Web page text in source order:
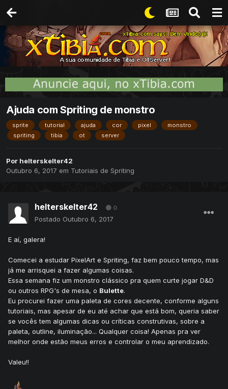
Ajuda com Spriting de monstro
sprite tutorial ajuda cor pixel
monstro
spriting
tibia ot server
Por helterskelter42
Outubro 6, 2017 em Tutoriais de Spriting
helterskelter42 0
Postado Outubro 6, 2017
E aí, galera!
Comecei a estudar PixelArt e Spriting, faz bem pouco tempo, mas
já me arrisquei a fazer algumas coisas.
Essa semana fiz um monstro clássico pra quem curte jogar D&D
ou outros RPG's de mesa, o Bulette.
Eu procurei fazer uma paleta de cores decente, conforme alguns
tutoriais, mas apesar de eu até achar que está bom, queria saber
se vocês tem algumas dicas ou críticas construtivas, sobre a
paleta, outline, iluminação... Qualquer coisa! Apenas pra ver
melhor onde estão meus erros e controlar o meu aprendizado.
Valeu!!